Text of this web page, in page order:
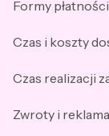
Formy płatności
Czas i koszty
Czas realizacji
Zwroty i